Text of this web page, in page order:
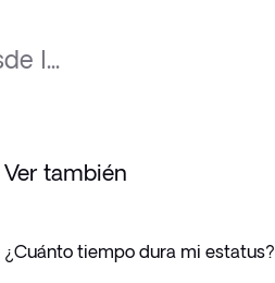
l...
Ver también
¿Cuánto tiempo dura mi estatus?